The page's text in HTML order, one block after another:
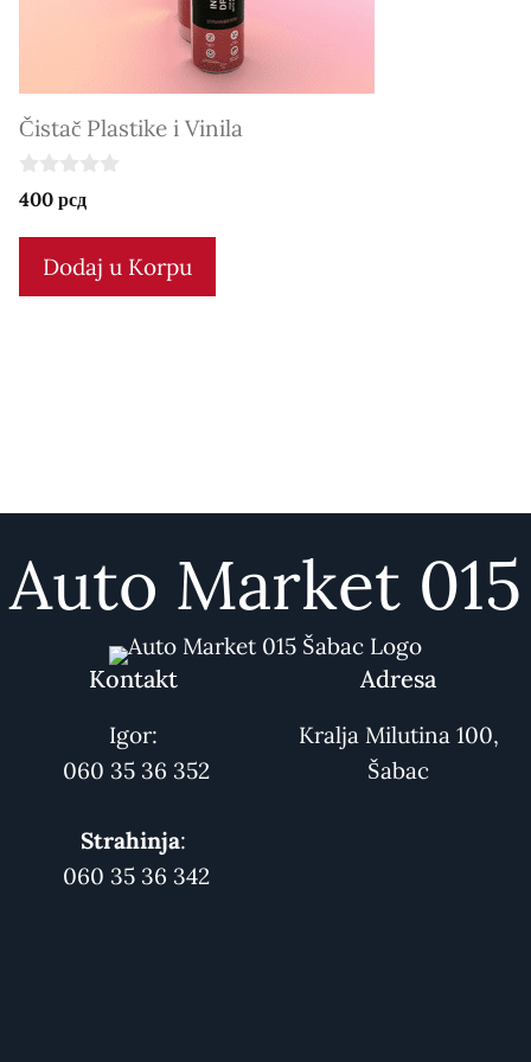
Čistač Plastike i Vinila
0
o
400 рсд
Dodaj u Korpu
Kontakt
Igor:
060 35 36 352
Strahinja:
060 35 36 342
Adresa
Kralja Milutina 100,
Šabac
Auto Market 015